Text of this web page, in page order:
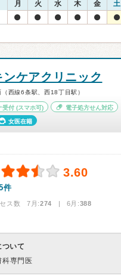
月 火 水 木 金 土
ケアクリニック
西線6条駅、西18丁目駅）
受付(スマホ可) 電子処方せん対応
女医在籍
3.60
件
ス数 7月:274 | 6月:388
ついて
科専門医